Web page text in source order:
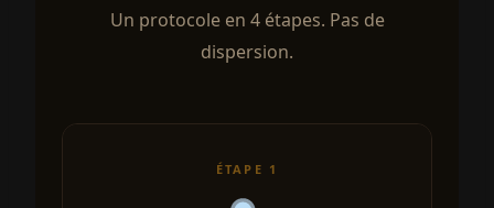
Un protocole en 4 étapes. Pas de
dispersion.
ÉTAPE 1